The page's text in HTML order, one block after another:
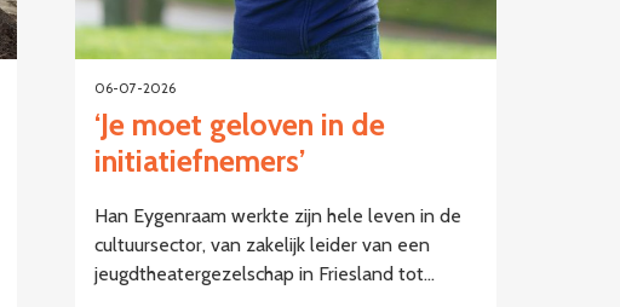
06-07-2026
‘Je moet geloven in de
initiatiefnemers’
Han Eygenraam werkte zijn hele leven in de
cultuursector, van zakelijk leider van een
jeugdtheatergezelschap in Friesland tot…